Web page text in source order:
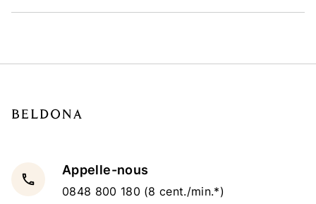
local_phone
Appelle-nous
0848 800 180 (8 cent./min.*)